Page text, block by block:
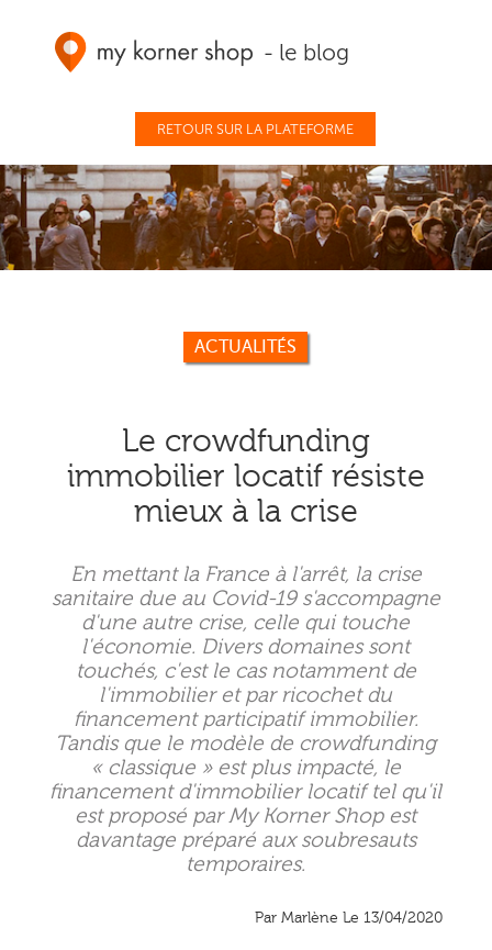
- le blog
RETOUR SUR LA PLATEFORME
ACTUALITÉS
Le crowdfunding
immobilier locatif résiste
mieux à la crise
En mettant la France à l'arrêt, la crise
sanitaire due au Covid-19 s'accompagne
d'une autre crise, celle qui touche
l'économie. Divers domaines sont
touchés, c'est le cas notamment de
l'immobilier et par ricochet du
financement participatif immobilier.
Tandis que le modèle de crowdfunding
« classique » est plus impacté, le
financement d'immobilier locatif tel qu'il
est proposé par My Korner Shop est
davantage préparé aux soubresauts
temporaires.
Par Marlène Le 13/04/2020